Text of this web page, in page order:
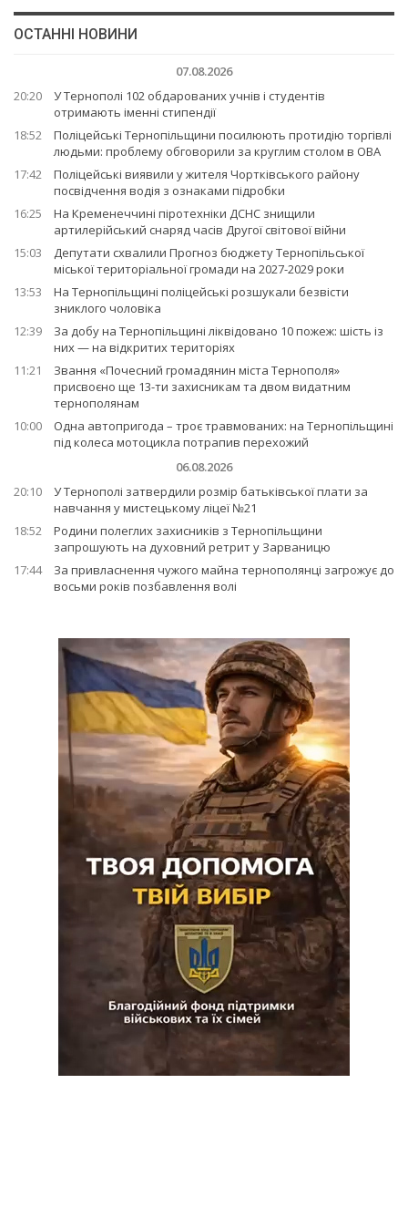
ОСТАННІ НОВИНИ
07.08.2026
20:20
У Тернополі 102 обдарованих учнів і студентів
отримають іменні стипендії
18:52
Поліцейські Тернопільщини посилюють протидію торгівлі
людьми: проблему обговорили за круглим столом в ОВА
17:42
Поліцейські виявили у жителя Чортківського району
посвідчення водія з ознаками підробки
16:25
На Кременеччині піротехніки ДСНС знищили
артилерійський снаряд часів Другої світової війни
15:03
Депутати схвалили Прогноз бюджету Тернопільської
міської територіальної громади на 2027-2029 роки
13:53
На Тернопільщині поліцейські розшукали безвісти
зниклого чоловіка
12:39
За добу на Тернопільщині ліквідовано 10 пожеж: шість із
них — на відкритих територіях
11:21
Звання «Почесний громадянин міста Тернополя»
присвоєно ще 13-ти захисникам та двом видатним
тернополянам
10:00
Одна автопригода – троє травмованих: на Тернопільщині
під колеса мотоцикла потрапив перехожий
06.08.2026
20:10
У Тернополі затвердили розмір батьківської плати за
навчання у мистецькому ліцеї №21
18:52
Родини полеглих захисників з Тернопільщини
запрошують на духовний ретрит у Зарваницю
17:44
За привласнення чужого майна тернополянці загрожує до
восьми років позбавлення волі